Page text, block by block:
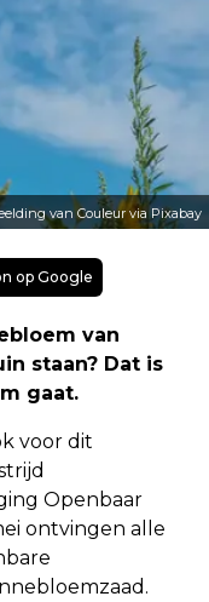
van Couleur via Pixabay
op Google
van
staan? Dat is
gaat.
voor dit
Openbaar
ontvingen alle